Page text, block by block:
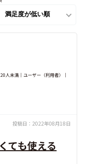
人未満｜ユーザー（利用者）｜
投稿日： 2022年08月18日
ても使える